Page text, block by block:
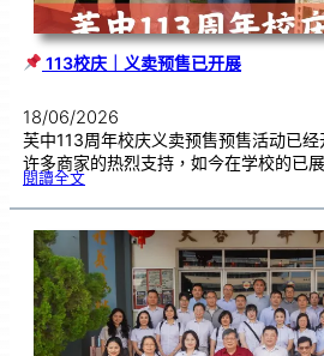
113校庆｜义卖预售已开展
18/06/2026
芙中113周年校庆义卖预售预售活动已
许多商家的热烈支持，如今在学校的已
閱讀全文:
1
校
庆
｜
义
卖
预
售
已
开
展